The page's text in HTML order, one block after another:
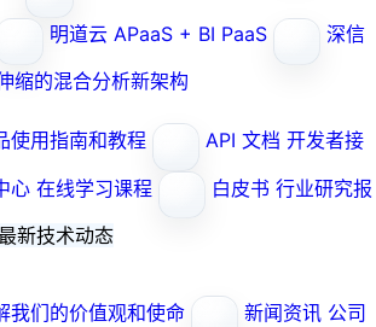
明道云 APaaS + BI PaaS
深信
缩的混合分析新架构
使用指南和教程 API 文档 开发者接
心 在线学习课程 白皮书 行业研究报
新技术动态
我们的价值观和使命 新闻资讯 公司